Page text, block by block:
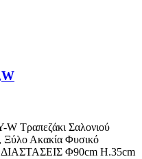
Τραπεζάκι Σαλονιού
Ακακία Φυσικό
Φ90cm H.35cm